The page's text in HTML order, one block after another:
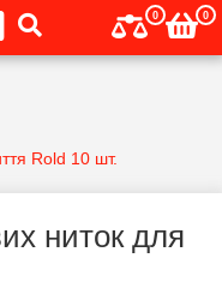
0 0
Rold 10 шт.
ниток для